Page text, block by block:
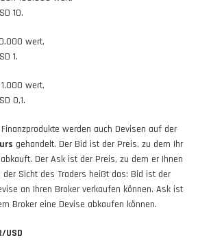
10.
wert.
1.
wert.
0,1.
werden auch Devisen auf der
gehandelt. Der Bid ist der Preis, zu dem Ihr
Der Ask ist der Preis, zu dem er Ihnen
Sicht des Traders heißt das: Bid ist der
an Ihren Broker verkaufen können. Ask ist
Broker eine Devise abkaufen können.
USD